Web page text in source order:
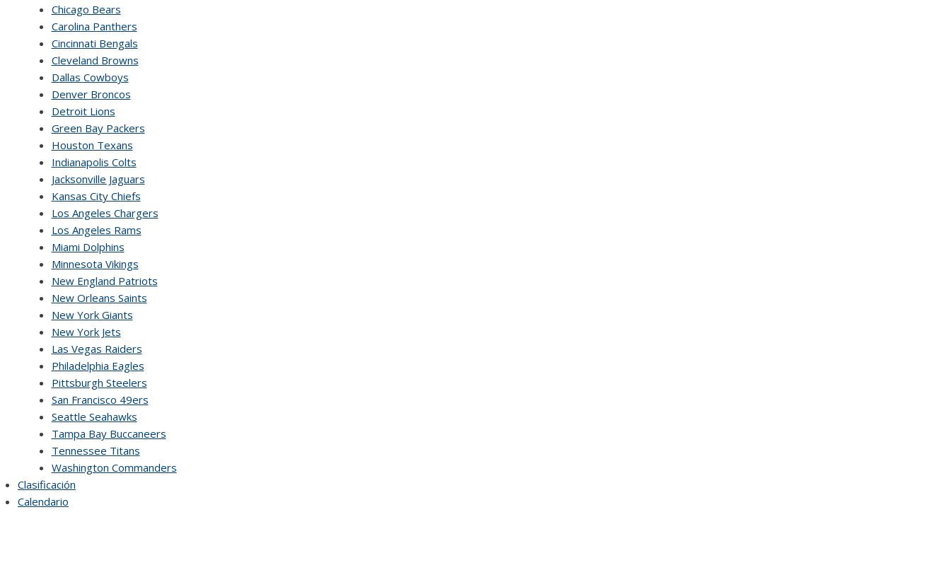
Chicago Bears
Carolina Panthers
Cincinnati Bengals
Cleveland Browns
Dallas Cowboys
Denver Broncos
Detroit Lions
Green Bay Packers
Houston Texans
Indianapolis Colts
Jacksonville Jaguars
Kansas City Chiefs
Los Angeles Chargers
Los Angeles Rams
Miami Dolphins
Minnesota Vikings
New England Patriots
New Orleans Saints
New York Giants
New York Jets
Las Vegas Raiders
Philadelphia Eagles
Pittsburgh Steelers
San Francisco 49ers
Seattle Seahawks
Tampa Bay Buccaneers
Tennessee Titans
Washington Commanders
Clasificación
Calendario